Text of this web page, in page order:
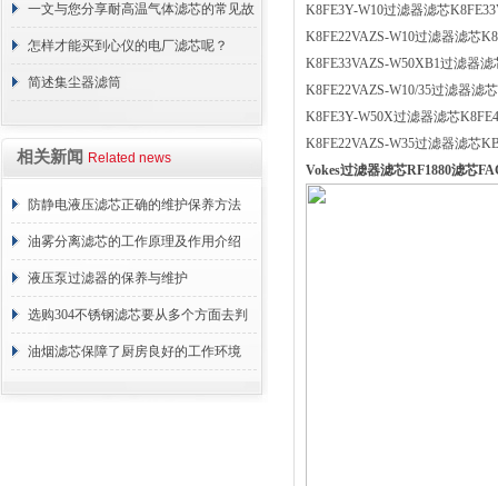
一文与您分享耐高温气体滤芯的常见故
障相应解决方法
怎样才能买到心仪的电厂滤芯呢？
简述集尘器滤筒
相关新闻 Related news
防静电液压滤芯正确的维护保养方法
油雾分离滤芯的工作原理及作用介绍
液压泵过滤器的保养与维护
选购304不锈钢滤芯要从多个方面去判
断
油烟滤芯保障了厨房良好的工作环境
K8FE3Y-W10过滤器滤芯
K8FE22VAZS-W10过滤器滤芯
K8FE33VAZS-W50XB1过滤器
K8FE22VAZS-W10/35过滤器滤
K8FE3Y-W50X过滤器滤芯
K8FE22VAZS-W35过滤器滤芯
Vokes过滤器滤芯RF1880滤芯